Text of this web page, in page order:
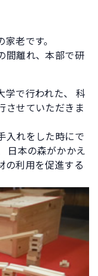
老です。
間離れ、本部で研
学で行われた、 科
させていただきま
入れをした時にで
日本の森がかかえ
の利用を促進する